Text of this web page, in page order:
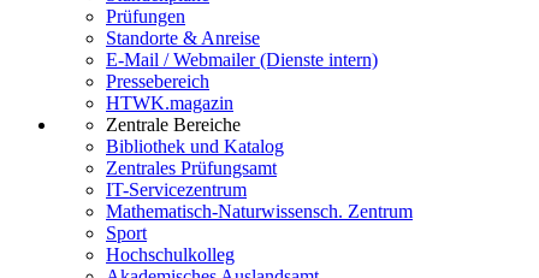
Prüfungen
Standorte & Anreise
E-Mail / Webmailer (Dienste intern)
Pressebereich
HTWK.magazin
Zentrale Bereiche
Bibliothek und Katalog
Zentrales Prüfungsamt
IT-Servicezentrum
Mathematisch-Naturwissensch. Zentrum
Sport
Hochschulkolleg